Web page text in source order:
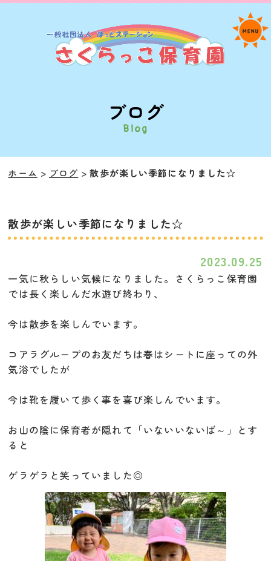
ブログ
Blog
ホーム ブログ 散歩が楽しい季節になりました☆
散歩が楽しい季節になりました☆
2023.09.25
一気に秋らしい気候になりました。 さくらっこ保育園
では長く楽しんだ水遊び終わり、
今は散歩を楽しんでいます。
コアラグループのお友だちは春はシートに座っての外
気浴でしたが
今は靴を履いて歩く事を喜び楽しんでいます。
お山の陰に保育者が隠れて「いないいないば～」とす
ると
ゲラゲラと笑っていました◎